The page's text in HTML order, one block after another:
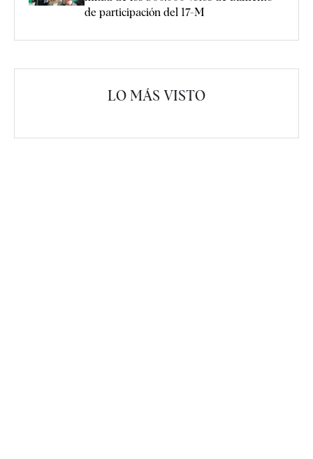
de participación del 17-M
LO MÁS VISTO